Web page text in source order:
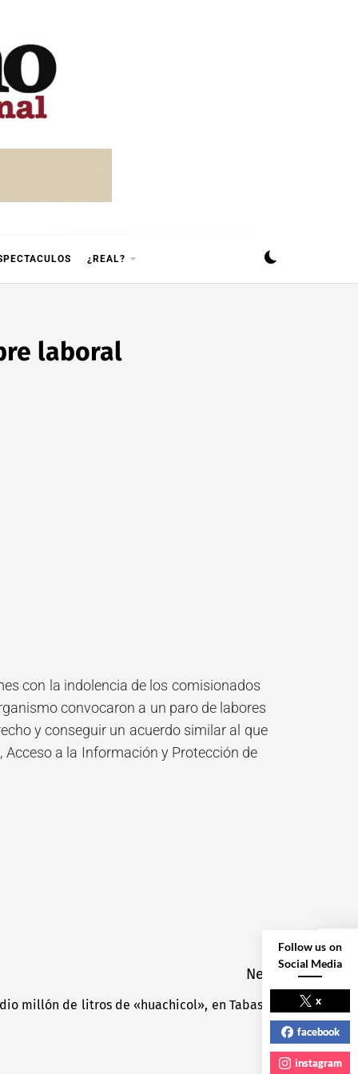
¿REAL?
laboral
con la indolencia de los comisionados
convocaron a un paro de labores
y conseguir un acuerdo similar al que
a la Información y Protección de
Next
Next
post:
millón de litros de «huachicol», en Tabasco NEXT POST
Follow us on
Social Media
x
facebook
instagram